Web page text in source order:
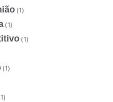
(1)
(1)
(1)
(1)